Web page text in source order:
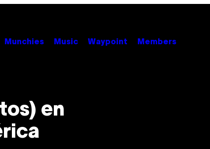
Munchies Music Waypoint Members
en